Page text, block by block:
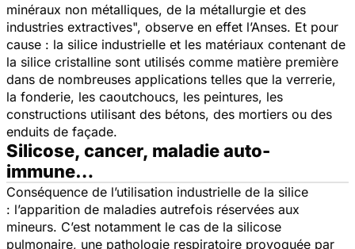
minéraux non métalliques, de la métallurgie et des
industries extractives", observe en effet l’Anses. Et pour
cause : la silice industrielle et les matériaux contenant de
la silice cristalline sont utilisés comme matière première
dans de nombreuses applications telles que la verrerie,
la fonderie, les caoutchoucs, les peintures, les
constructions utilisant des bétons, des mortiers ou des
enduits de façade.
Silicose, cancer, maladie auto-
immune…
Conséquence de l’utilisation industrielle de la silice
: l’apparition de maladies autrefois réservées aux
mineurs. C’est notamment le cas de la silicose
pulmonaire, une pathologie respiratoire provoquée par